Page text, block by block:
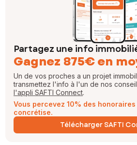
Partagez une info
Gagnez 875€ en
Un de vos proches a un projet
transmettez l'info à l'un de nos
l'appli SAFTI Connect.
Vous percevez 10% des
concrétise.
Télécharger SAFTI